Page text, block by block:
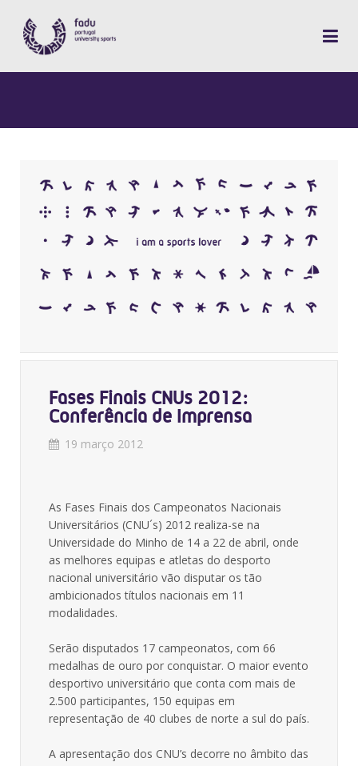
Fases Finais CNUs 2012:
Conferência de Imprensa
19 março 2012
As Fases Finais dos Campeonatos Nacionais
Universitários (CNU´s) 2012 realiza-se na
Universidade do Minho de 14 a 22 de abril, onde
as melhores equipas e atletas do desporto
nacional universitário vão disputar os tão
ambicionados títulos nacionais em 11
modalidades.
Serão disputados 17 campeonatos, com 66
medalhas de ouro por conquistar. O maior evento
desportivo universitário que conta com mais de
2.500 participantes, 150 equipas em
representação de 40 clubes de norte a sul do país.
A apresentação dos CNU’s decorre no âmbito das